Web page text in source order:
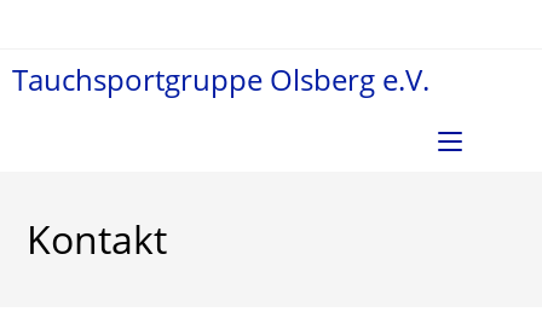
springen
Tauchsportgruppe Olsberg e.V.
Kontakt